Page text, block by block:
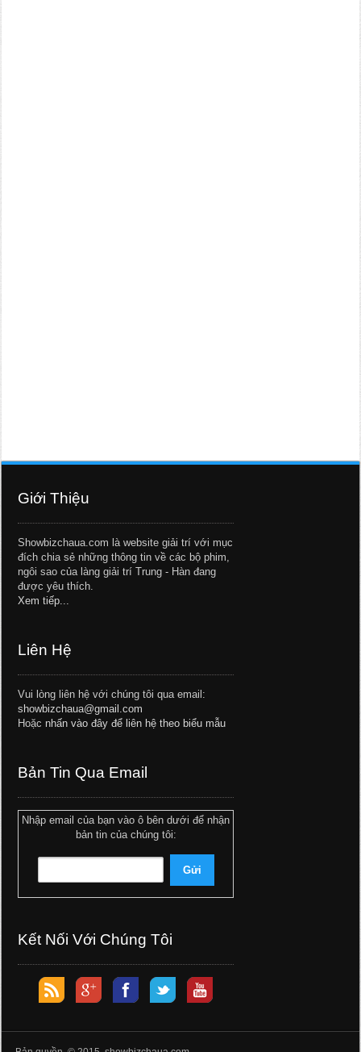
Giới Thiệu
Showbizchaua.com là website giải trí với mục
đích chia sẻ những thông tin về các bộ phim,
ngôi sao của làng giải trí Trung - Hàn đang
được yêu thích.
Xem tiếp...
Liên Hệ
Vui lòng liên hệ với chúng tôi qua email:
showbizchaua@gmail.com
Hoặc nhấn vào đây để liên hệ theo biểu mẫu
Bản Tin Qua Email
Nhập email của bạn vào ô bên dưới để nhận
bản tin của chúng tôi:
Kết Nối Với Chúng Tôi